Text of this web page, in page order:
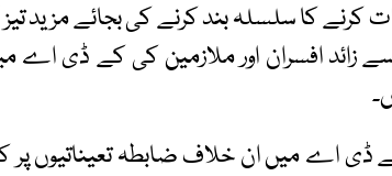
کرنے کا سلسلہ بند کرنے کی بجائے مزید
زائد افسران اور ملازمین کی کے ڈی اے
ڈی اے میں ان خلاف ضابطہ تعیناتیوں پر